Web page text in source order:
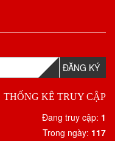
ĐĂNG KÝ
THỐNG KÊ TRUY CẬP
Đang truy cập: 1
Trong ngày: 117